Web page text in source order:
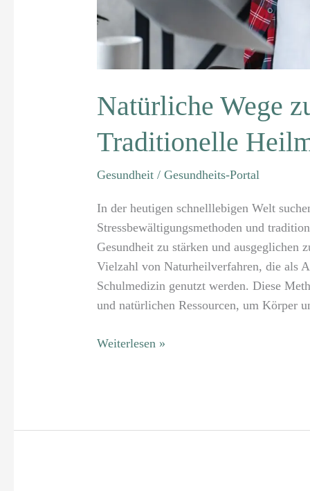
Natürliche Wege
Traditionelle
Gesundheit /Gesundheits-Portal
In der heutigen schnelllebigen Welt
Stressbewältigungsmethoden und
Gesundheit zu stärken und ausgeglichen
Vielzahl von Naturheilverfahren, die als
Schulmedizin genutzt werden. Diese
und natürlichen Ressourcen, um Körper
Weiterlesen »